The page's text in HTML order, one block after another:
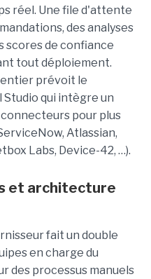
réel. Une file d'attente
des analyses
scores de confiance
tout déploiement.
prévoit le
qui intègre un
pour plus
Atlassian,
Labs, Device-42, …).
et architecture
fait un double
en charge du
des processus manuels